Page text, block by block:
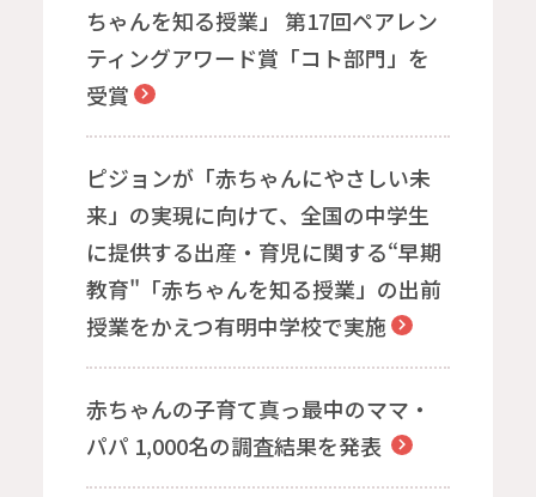
ちゃんを知る授業」 第17回ペアレン
ティングアワード賞「コト部門」を
受賞
ピジョンが「赤ちゃんにやさしい未
来」の実現に向けて、全国の中学生
に提供する出産・育児に関する“早期
教育"「赤ちゃんを知る授業」の出前
授業をかえつ有明中学校で実施
赤ちゃんの子育て真っ最中のママ・
パパ 1,000名の調査結果を発表